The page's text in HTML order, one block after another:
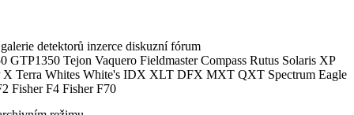
detektorů inzerce diskuzní fórum
Tejon Vaquero Fieldmaster Compass Rutus Solaris XP
Terra Whites White's IDX XLT DFX MXT QXT Spectrum Eagle
Fisher F4 Fisher F70